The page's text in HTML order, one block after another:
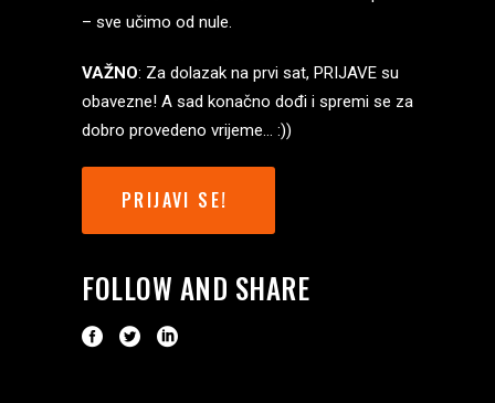
– sve učimo od nule.
VAŽNO: Za dolazak na prvi sat, PRIJAVE su
obavezne! A sad konačno dođi i spremi se za
dobro provedeno vrijeme… :))
PRIJAVI SE!
FOLLOW AND SHARE